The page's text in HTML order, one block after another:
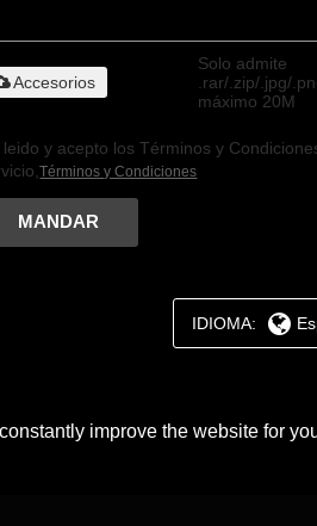
Solo admite
.rar/.zip/.jpg/
máximo 20M
Accesorios
leido y acepto los Términos y
Términos y Condiciones
MANDAR
IDIOMA:
improve the website for